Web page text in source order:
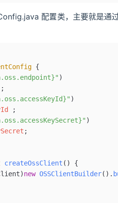
配置类，主要就是通
{
)
;
)
;
)
;
createOssClient ()
{
new OSSClientBuilder().